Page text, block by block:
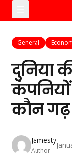
General
दुनिया
कौन गढ़
Jamesty
Author